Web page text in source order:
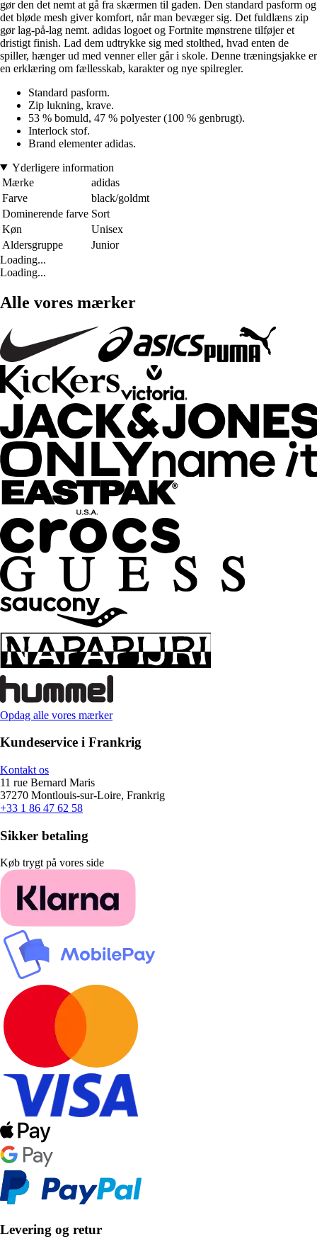
gør den det nemt at gå fra skærmen til gaden. Den standard pasform og
det bløde mesh giver komfort, når man bevæger sig. Det fuldlæns zip
gør lag-på-lag nemt. adidas logoet og Fortnite mønstrene tilføjer et
dristigt finish. Lad dem udtrykke sig med stolthed, hvad enten de
spiller, hænger ud med venner eller går i skole. Denne træningsjakke er
en erklæring om fællesskab, karakter og nye spilregler.
Standard pasform.
Zip lukning, krave.
53 % bomuld, 47 % polyester (100 % genbrugt).
Interlock stof.
Brand elementer adidas.
Yderligere information
Mærke
adidas
Farve
black/goldmt
Dominerende farve Sort
Køn
Unisex
Aldersgruppe
Junior
Loading...
Loading...
Alle vores mærker
Opdag alle vores mærker
Kundeservice i Frankrig
Kontakt os
11 rue Bernard Maris
37270 Montlouis-sur-Loire, Frankrig
+33 1 86 47 62 58
Sikker betaling
Køb trygt på vores side
Levering og retur